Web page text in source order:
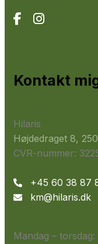
Kontakt
Hilaris
Højdedraget 8,
CVR-nummer:
+45 60 38 87
km@hilaris.dk
Mandag –